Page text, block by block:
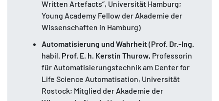
Written Artefacts“, Universität Hamburg;
Young Academy Fellow der Akademie der
Wissenschaften in Hamburg)
Automatisierung und Wahrheit(Prof. Dr.-Ing.
habil. Prof. E. h. Kerstin Thurow, Professorin
für Automatisierungstechnik am Center for
Life Science Automatisation, Universität
Rostock; Mitglied der Akademie der